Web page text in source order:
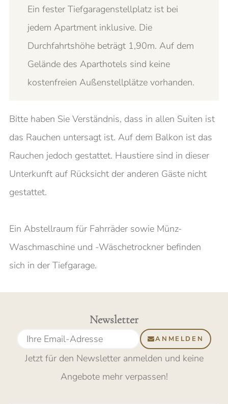
Ein fester Tiefgaragenstellplatz ist bei
jedem Apartment inklusive. Die
Durchfahrtshöhe beträgt 1,90m. Auf dem
Gelände des Aparthotels sind keine
kostenfreien Außenstellplätze vorhanden.
Bitte haben Sie Verständnis, dass in allen Suiten ist
das Rauchen untersagt ist. Auf dem Balkon ist das
Rauchen jedoch gestattet. Haustiere sind in dieser
Unterkunft auf Rücksicht der anderen Gäste nicht
gestattet.
Ein Abstellraum für Fahrräder sowie Münz-
Waschmaschine und -Wäschetrockner befinden
sich in der Tiefgarage.
Newsletter
ANMELDEN
Jetzt für den Newsletter anmelden und keine
Angebote mehr verpassen!